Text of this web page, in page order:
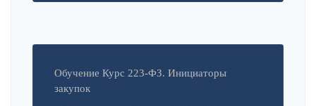
Обучение Курс 223-ФЗ. Инициаторы
закупок